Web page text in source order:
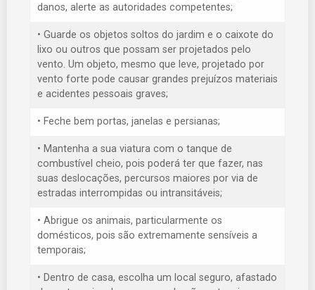
danos, alerte as autoridades competentes;
• Guarde os objetos soltos do jardim e o caixote do
lixo ou outros que possam ser projetados pelo
vento. Um objeto, mesmo que leve, projetado por
vento forte pode causar grandes prejuízos materiais
e acidentes pessoais graves;
• Feche bem portas, janelas e persianas;
• Mantenha a sua viatura com o tanque de
combustível cheio, pois poderá ter que fazer, nas
suas deslocações, percursos maiores por via de
estradas interrompidas ou intransitáveis;
• Abrigue os animais, particularmente os
domésticos, pois são extremamente sensíveis a
temporais;
• Dentro de casa, escolha um local seguro, afastado